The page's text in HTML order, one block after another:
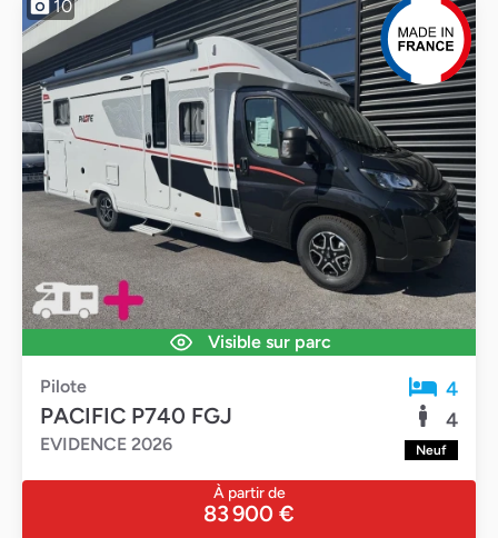
10
Visible sur parc
Pilote
PACIFIC P740 FGJ
EVIDENCE 2026
4
4
Neuf
À partir de
83 900 €